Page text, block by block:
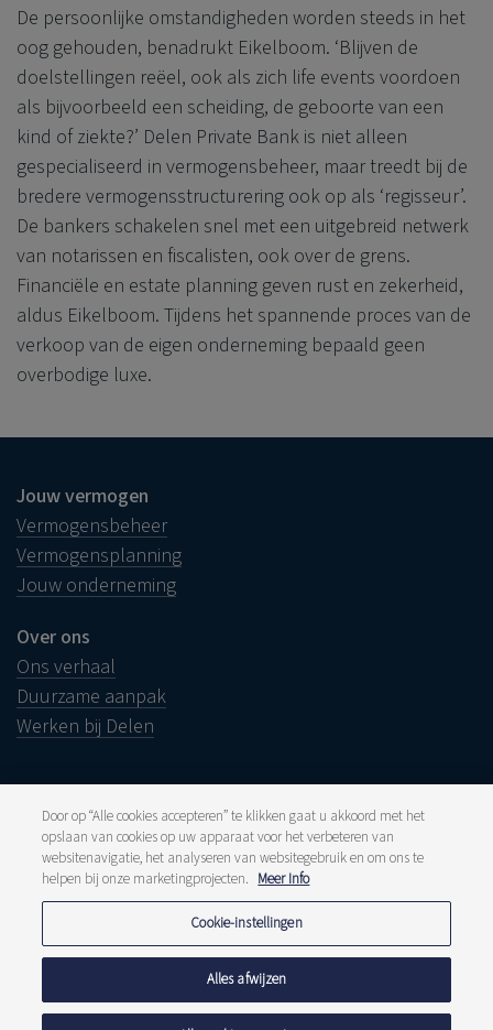
De persoonlijke omstandigheden worden steeds in het
oog gehouden, benadrukt Eikelboom. ‘Blijven de
doelstellingen reëel, ook als zich life events voordoen
als bijvoorbeeld een scheiding, de geboorte van een
kind of ziekte?’ Delen Private Bank is niet alleen
gespecialiseerd in vermogensbeheer, maar treedt bij de
bredere vermogensstructurering ook op als ‘regisseur’.
De bankers schakelen snel met een uitgebreid netwerk
van notarissen en fiscalisten, ook over de grens.
Financiële en estate planning geven rust en zekerheid,
aldus Eikelboom. Tijdens het spannende proces van de
verkoop van de eigen onderneming bepaald geen
overbodige luxe.
Jouw vermogen
Vermogensbeheer
Vermogensplanning
Jouw onderneming
Over ons
Ons verhaal
Duurzame aanpak
Werken bij Delen
Juridische info
Disclaimer
Klacht
Klokkenluiders
Tarieven
Cookiebeleid
Meldpunt fraude
Door op “Alle cookies accepteren” te klikken gaat u akkoord met het
opslaan van cookies op uw apparaat voor het verbeteren van
websitenavigatie, het analyseren van websitegebruik en om ons te
helpen bij onze marketingprojecten. Meer Info
Cookie-instellingen
Alles afwijzen